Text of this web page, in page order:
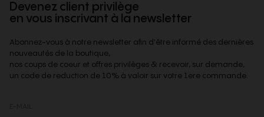
Devenez client privilège
en vous inscrivant à la newsletter
Abonnez-vous à notre newsletter afin d'être informé des dernières
nouveautés de la boutique,
nos coups de coeur et offres privilèges & recevoir, sur demande,
un code de reduction de 10% à valoir sur votre 1ere commande.